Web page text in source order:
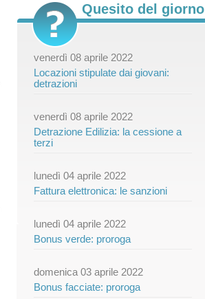
Quesito del giorno
venerdì 08 aprile 2022
Locazioni stipulate dai giovani:
detrazioni
venerdì 08 aprile 2022
Detrazione Edilizia: la cessione a
terzi
lunedì 04 aprile 2022
Fattura elettronica: le sanzioni
lunedì 04 aprile 2022
Bonus verde: proroga
domenica 03 aprile 2022
Bonus facciate: proroga